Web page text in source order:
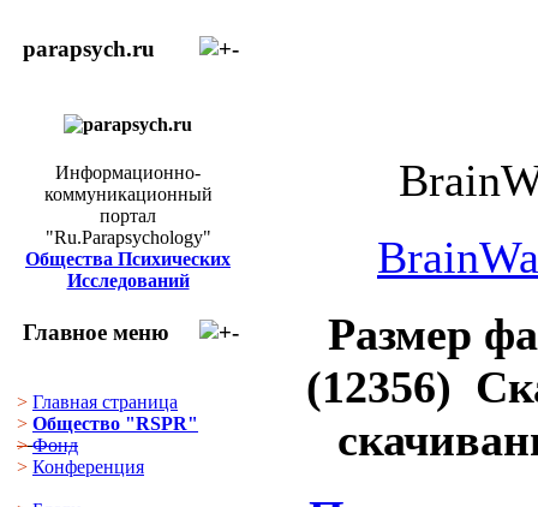
parapsych.ru
Информационно-
коммуникационный
портал
"Ru.Parapsychology"
Общества Психических
Исследований
Главное меню
> Главная страница
> Общество "RSPR"
> Фонд
> Конференция
Размер
(12356)